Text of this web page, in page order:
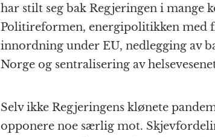
har stilt seg bak Regjeringen i mange
Politireformen, energipolitikken med
innordning under EU, nedlegging av
Norge og sentralisering av
Selv ikke Regjeringens klønete
opponere noe særlig mot.